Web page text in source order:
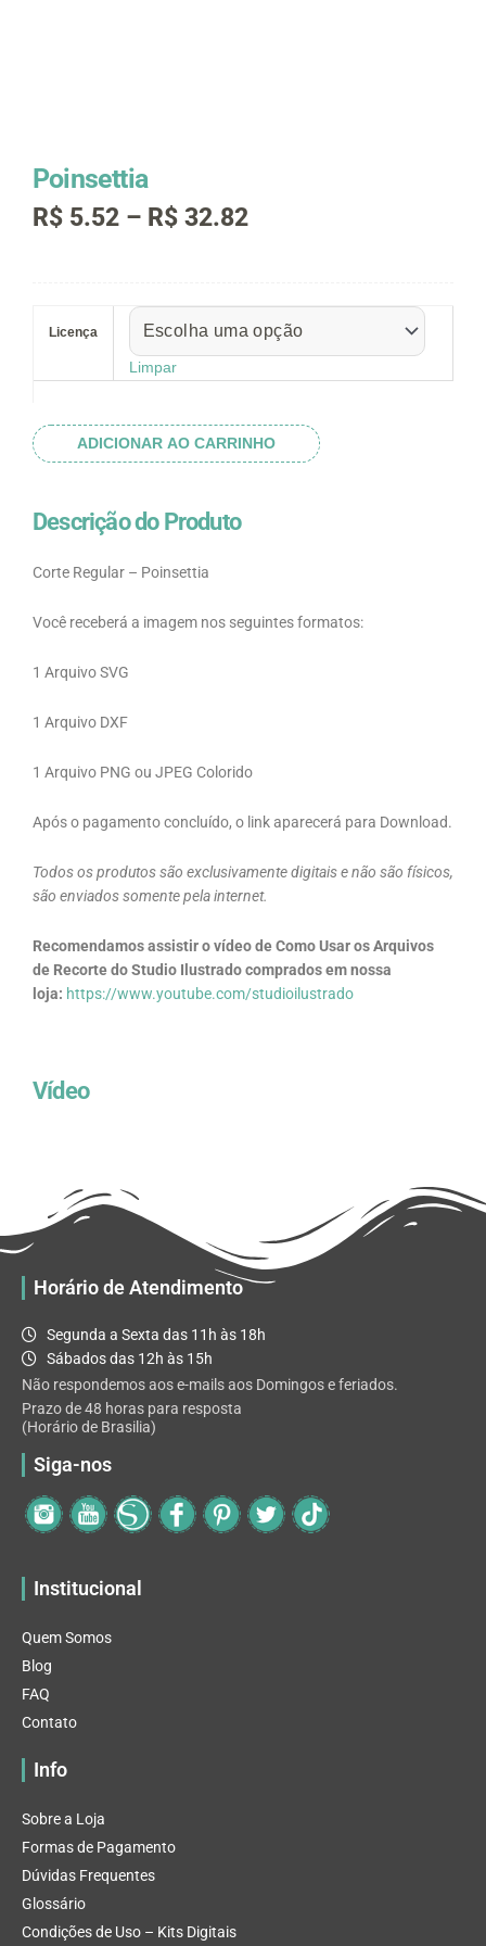
Poinsettia
R$ 5.52 – R$ 32.82Faixa
através
R$ 32.82
Licença
Limpar
ADICIONAR AO CARRINHO
Descrição do Produto
Corte Regular – Poinsettia
Você receberá a imagem nos seguintes formatos:
1 Arquivo SVG
1 Arquivo DXF
1 Arquivo PNG ou JPEG Colorido
Após o pagamento concluído, o link aparecerá para Download.
Todos os produtos são exclusivamente digitais e não são físicos,
são enviados somente pela internet.
Recomendamos assistir o vídeo de Como Usar os Arquivos
de Recorte do Studio Ilustrado comprados em nossa
loja: https://www.youtube.com/studioilustrado
Vídeo
Horário de Atendimento
Segunda a Sexta das 11h às 18h
Sábados das 12h às 15h
Não respondemos aos e-mails aos Domingos e feriados.
Prazo de 48 horas para resposta
(Horário de Brasilia)
Siga-nos
Institucional
Quem Somos
Blog
FAQ
Contato
Info
Sobre a Loja
Formas de Pagamento
Dúvidas Frequentes
Glossário
Condições de Uso – Kits Digitais